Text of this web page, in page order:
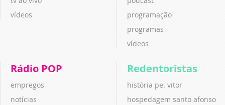
vídeos
programação
programas
vídeos
Rádio POP
empregos
notícias
Redentoristas
história pe. vitor
hospedagem santo afonso